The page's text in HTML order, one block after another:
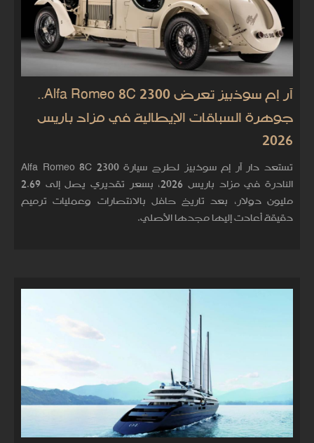
آر إم سوذبيز تعرض Alfa Romeo 8C 2300..
جوهرة السباقات الإيطالية في مزاد باريس
2026
تستعد دار آر إم سوذبيز لطرح سيارة Alfa Romeo 8C 2300
النادرة في مزاد باريس 2026، بسعر تقديري يصل إلى 2.69
مليون دولار، بعد تاريخ حافل بالانتصارات وعمليات ترميم
دقيقة أعادت إليها مجدها الأصلي.